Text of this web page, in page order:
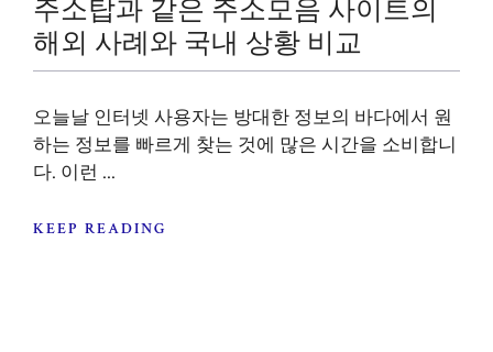
주소탑과 같은 주소모음 사이트의
해외 사례와 국내 상황 비교
오늘날 인터넷 사용자는 방대한 정보의 바다에서 원
하는 정보를 빠르게 찾는 것에 많은 시간을 소비합니
다. 이런 ...
KEEP READING